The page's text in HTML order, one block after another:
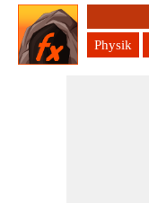
Physik